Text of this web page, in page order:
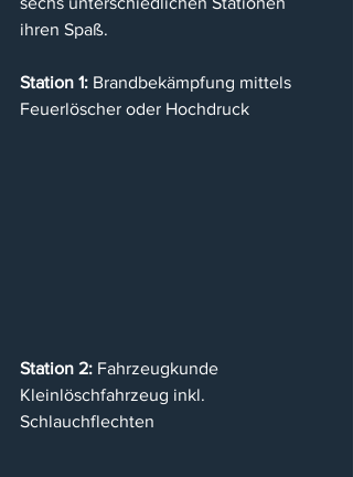
ihren Spaß.
Station 1: Brandbekämpfung mittels
Feuerlöscher oder Hochdruck
Station 2: Fahrzeugkunde
Kleinlöschfahrzeug inkl.
Schlauchflechten